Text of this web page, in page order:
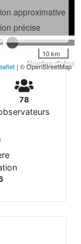
Nombre
approximative
précise
10 km
| © OpenStreetMap
78